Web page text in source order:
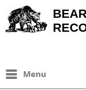
Menu